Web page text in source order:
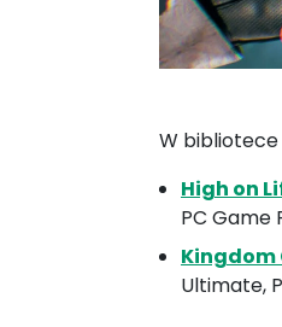
W bibliotece
High on
PC Game
Kingdom
Ultimate,